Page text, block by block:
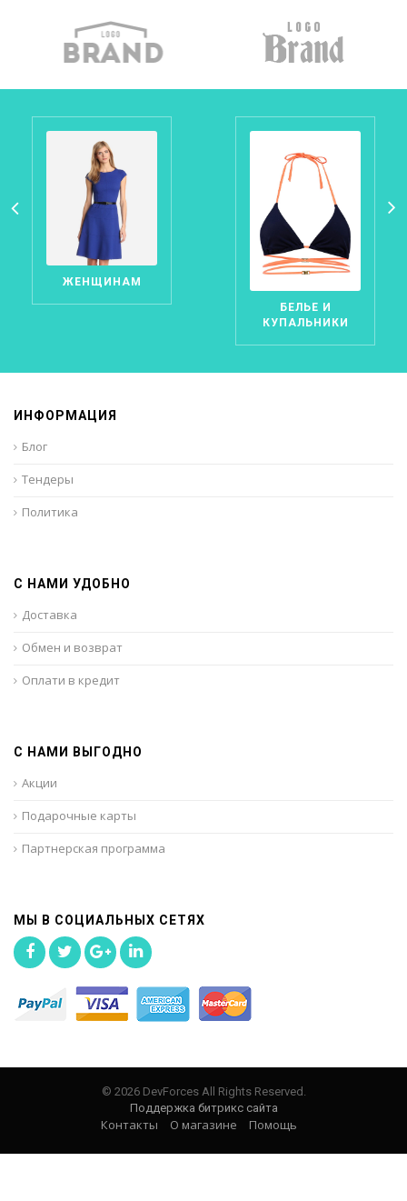
ЖЕНЩИНАМ
БЕЛЬЕ И
КУПАЛЬНИКИ
ИНФОРМАЦИЯ
Блог
Тендеры
Политика
С НАМИ УДОБНО
Доставка
Обмен и возврат
Оплати в кредит
С НАМИ ВЫГОДНО
Акции
Подарочные карты
Партнерская программа
МЫ В СОЦИАЛЬНЫХ СЕТЯХ
© 2026 DevForces All Rights Reserved.
Поддержка битрикс сайта
Контакты О магазине Помощь